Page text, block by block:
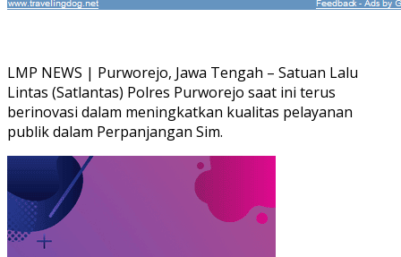
LMP NEWS | Purworejo, Jawa Tengah – Satuan Lalu
Lintas (Satlantas) Polres Purworejo saat ini terus
berinovasi dalam meningkatkan kualitas pelayanan
publik dalam Perpanjangan Sim.